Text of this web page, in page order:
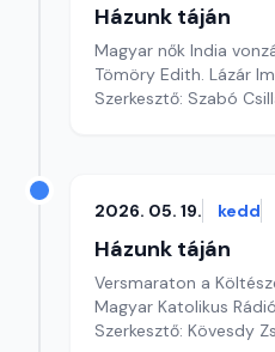
Házunk táján
Magyar nők India
Tömöry Edith. Lázár
Szerkesztő: Szabó
2026. 05. 19. kedd
Házunk táján
Versmaraton a
Magyar Katolikus
Szerkesztő: Kövesdy